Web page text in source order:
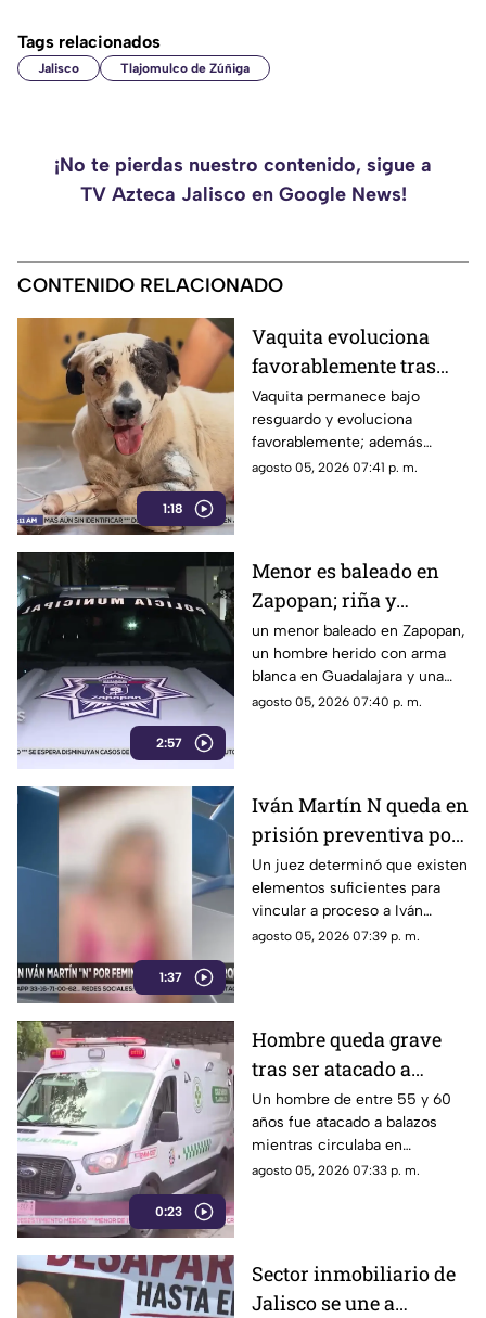
Tags relacionados
Jalisco Tlajomulco de Zúñiga
¡No te pierdas nuestro contenido, sigue a
TV Azteca Jalisco en Google News!
CONTENIDO RELACIONADO
1:18
Vaquita evoluciona
favorablemente tras
caso de crueldad
animal en Tlajomulco
Vaquita permanece bajo
resguardo y evoluciona
favorablemente; además
recibe tratamiento por una
agosto 05, 2026 07:41 p. m.
2:57
Menor es baleado en
Zapopan; riña y
volcadura marcan la
noche de SOMOS
TESTIGOS
un menor baleado en Zapopan,
un hombre herido con arma
blanca en Guadalajara y una
volcadura en Tlajomulco
agosto 05, 2026 07:40 p. m.
1:37
Iván Martín N queda en
prisión preventiva por
feminicidio de la
influencer Valeria
Márquez
Un juez determinó que existen
elementos suficientes para
vincular a proceso a Iván
Martín N por el feminicidio de
agosto 05, 2026 07:39 p. m.
0:23
Hombre queda grave
tras ser atacado a
balazos mientras
viajaba en su vehículo
en Tlajomulco
Un hombre de entre 55 y 60
años fue atacado a balazos
mientras circulaba en
Tlajomulco; resultó herido en
agosto 05, 2026 07:33 p. m.
Sector inmobiliario de
Jalisco se une a